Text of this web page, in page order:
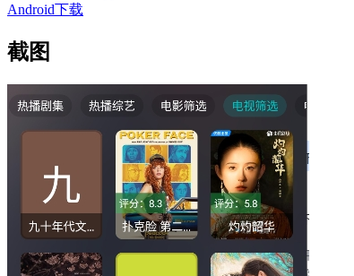
Android下载
截图